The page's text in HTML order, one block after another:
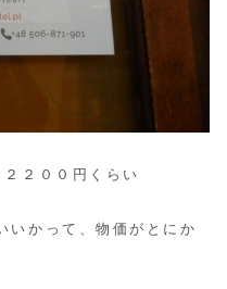
２００円くらい
いかって、物価がとにか